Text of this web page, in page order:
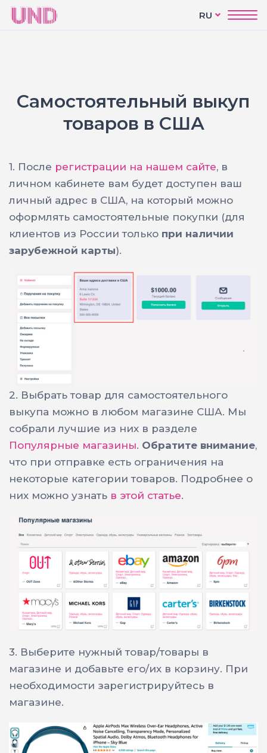
RU
Самостоятельный выкуп
товаров в США
1. После регистрации на нашем сайте, в
личном кабинете вам будет доступен ваш
личный адрес в США, на который можно
оформлять самостоятельные покупки (для
клиентов из России только при наличии
зарубежной карты).
2. Выбрать товар для самостоятельного
выкупа можно в любом магазине США. Мы
собрали лучшие из них в разделе
Популярные магазины. Обратите внимание,
что при отправке есть ограничения на
некоторые категории товаров. Подробнее о
них можно узнать в этой статье.
3. Выберите нужный товар/товары в
магазине и добавьте его/их в корзину. При
необходимости зарегистрируйтесь в
магазине.